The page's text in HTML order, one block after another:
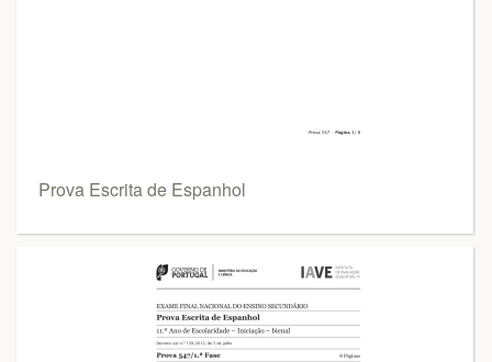
Prova Escrita de Espanhol